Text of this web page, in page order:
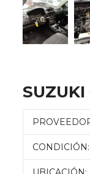
CONDICIÓN: